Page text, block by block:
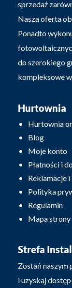
sprzedaż
Nasza oferta
Ponadto
do szerokiego
kompleksowe
Hurtownia
Hurtownia
Blog
Moje konto
Płatności i
Reklamacje
Polityka
Regulamin
Mapa strony
Strefa
Zostań naszym
i uzyskaj